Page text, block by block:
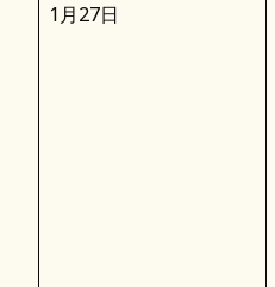
1月27日